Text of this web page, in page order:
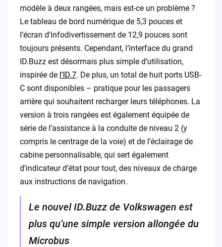
modèle à deux rangées, mais est-ce un problème ?
Le tableau de bord numérique de 5,3 pouces et
l’écran d’infodivertissement de 12,9 pouces sont
toujours présents. Cependant, l’interface du grand
ID.Buzz est désormais plus simple d’utilisation,
inspirée de l’ID.7. De plus, un total de huit ports USB-
C sont disponibles – pratique pour les passagers
arrière qui souhaitent recharger leurs téléphones. La
version à trois rangées est également équipée de
série de l’assistance à la conduite de niveau 2 (y
compris le centrage de la voie) et de l’éclairage de
cabine personnalisable, qui sert également
d’indicateur d’état pour tout, des niveaux de charge
aux instructions de navigation.
Le nouvel ID.Buzz de Volkswagen est
plus qu’une simple version allongée du
Microbus